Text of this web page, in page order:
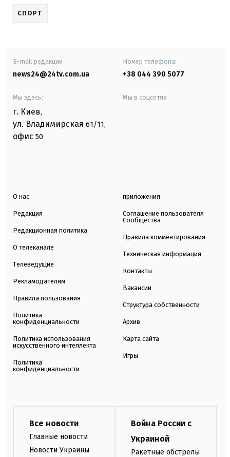
СПОРТ
E-mail редакции
news24@24tv.com.ua
Номер телефона:
+38 044 390 5077
Мы здесь:
г. Киев,
ул. Владимирская 61/11,
офис 50
Мы в соцсетях:
О нас
Редакция
Редакционная политика
О телеканале
Телеведущие
Рекламодателям
Правила пользования
Политика
конфиденциальности
Политика использования
искусственного интеллекта
Политика
конфиденциальности
приложения
Соглашение пользователя
Сообщества
Правила комментирования
Техническая информация
Контакты
Вакансии
Структура собственности
Архив
Карта сайта
Игры
Все новости
Главные новости
Новости Украины
Война России с
Украиной
Ракетные обстрелы